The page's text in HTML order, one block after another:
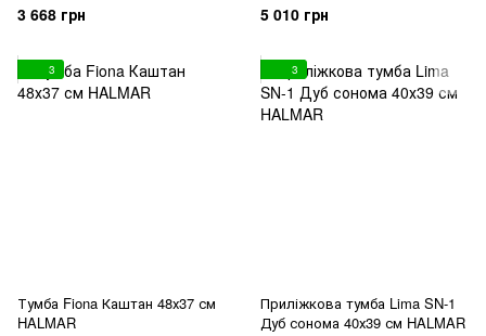
3 668 грн 5 010 грн
3
Тумба Fiona Каштан 48х37 см
HALMAR
3
Приліжкова тумба Lima SN-1
Дуб сонома 40х39 см HALMAR